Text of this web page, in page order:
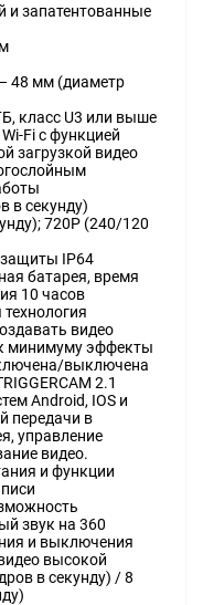
запатентованные
48 мм (диаметр
класс U3 или выше
Fi с функцией
загрузкой видео
в секунду)
720P (240/120
защиты IP64
батарея, время
10 часов
видео
минимуму эффекты
выключена
2.1
Android, IOS и
передачи в
управление
видео.
и функции
звук на 360
и выключения
высокой
в секунду) / 8